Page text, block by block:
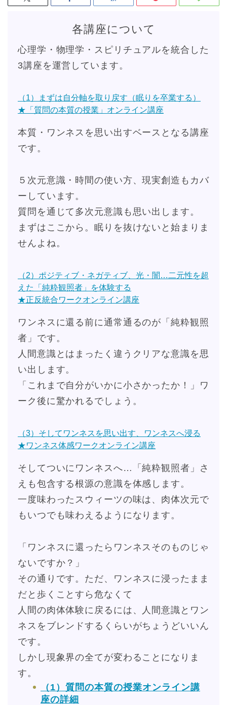
各講座について
心理学・物理学・スピリチュアルを統合した
3講座を運営しています。
（1）まずは自分軸を取り戻す（眠りを卒業する）
★「質問の本質の授業」オンライン講座
本質・ワンネスを思い出すベースとなる講座
です。
５次元意識・時間の使い方、現実創造もカバ
ーしています。
質問を通じて多次元意識も思い出します。
まずはここから。眠りを抜けないと始まりま
せんよね。
（2）ポジティブ・ネガティブ、光・闇…二元性を超
えた「純粋観照者」を体験する
★正反統合ワークオンライン講座
ワンネスに還る前に通常通るのが「純粋観照
者」です。
人間意識とはまったく違うクリアな意識を思
い出します。
「これまで自分がいかに小さかったか！」ワ
ーク後に驚かれるでしょう。
（3）そしてワンネスを思い出す、ワンネスへ浸る
★ワンネス体感ワークオンライン講座
そしてついにワンネスへ…「純粋観照者」さ
えも包含する根源の意識を体感します。
一度味わったスウィーツの味は、肉体次元で
もいつでも味わえるようになります。
「ワンネスに還ったらワンネスそのものじゃ
ないですか？」
その通りです。ただ、ワンネスに浸ったまま
だと歩くことすら危なくて
人間の肉体体験に戻るには、人間意識とワン
ネスをブレンドするくらいがちょうどいいん
です。
しかし現象界の全てが変わることになりま
す。
（1）質問の本質の授業オンライン講
座の詳細